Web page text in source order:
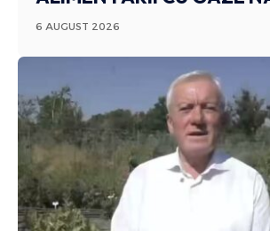
6 AUGUST 2026